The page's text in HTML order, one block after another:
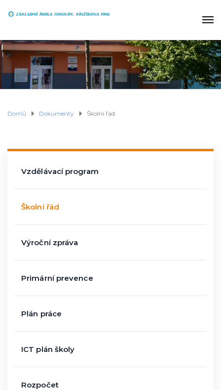
Domů Dokumenty Školní řád
Vzdělávací program
Školní řád
Výroční zpráva
Primární prevence
Plán práce
ICT plán školy
Rozpočet